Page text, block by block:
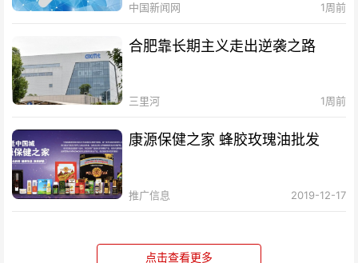
中国新闻网 1周前
合肥靠长期主义走出逆袭之路
三里河 1周前
康源保健之家 蜂胶玫瑰油批发
推广信息 2019-12-17
点击查看更多